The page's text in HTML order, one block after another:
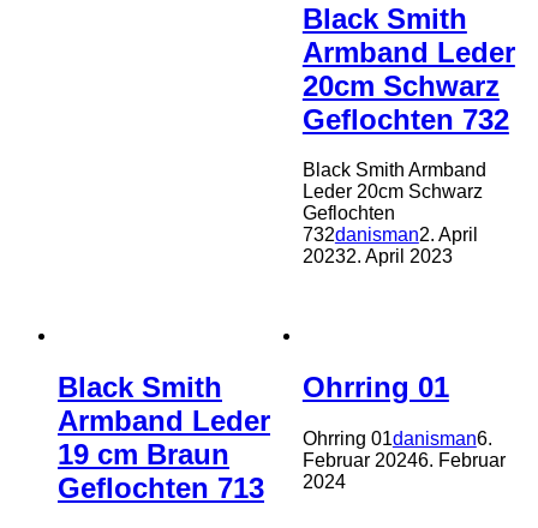
Black Smith
Armband Leder
20cm Schwarz
Geflochten 732
Black Smith Armband
Leder 20cm Schwarz
Geflochten
732danisman2. April
20232. April 2023
Black Smith
Armband Leder
19 cm Braun
Geflochten 713
Ohrring 01
Ohrring 01danisman6.
Februar 20246. Februar
2024